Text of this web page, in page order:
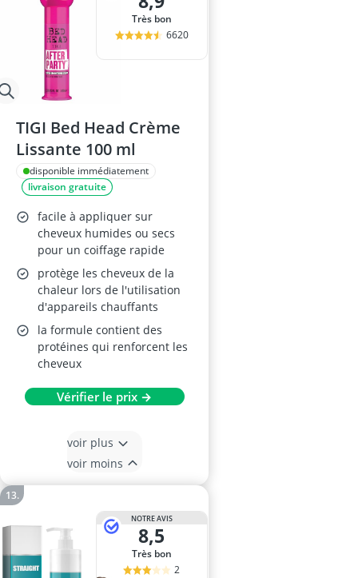
Très bon
6620
TIGI Bed Head Crème
Lissante 100 ml
disponible immédiatement
livraison gratuite
facile à appliquer sur
cheveux humides ou secs
pour un coiffage rapide
protège les cheveux de la
chaleur lors de l'utilisation
d'appareils chauffants
la formule contient des
protéines qui renforcent les
cheveux
Vérifier le prix →
voir plus
voir moins
NOTRE AVIS
8,5
Très bon
2